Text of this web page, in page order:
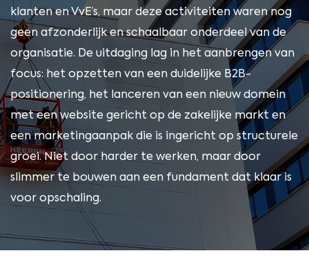
klanten en VvE’s, maar deze activiteiten waren nog
geen afzonderlijk en schaalbaar onderdeel van de
organisatie. De uitdaging lag in het aanbrengen van
focus: het opzetten van een duidelijke B2B-
positionering, het lanceren van een nieuw domein
met een website gericht op de zakelijke markt en
een marketingaanpak die is ingericht op structurele
groei. Niet door harder te werken, maar door
slimmer te bouwen aan een fundament dat klaar is
voor opschaling.